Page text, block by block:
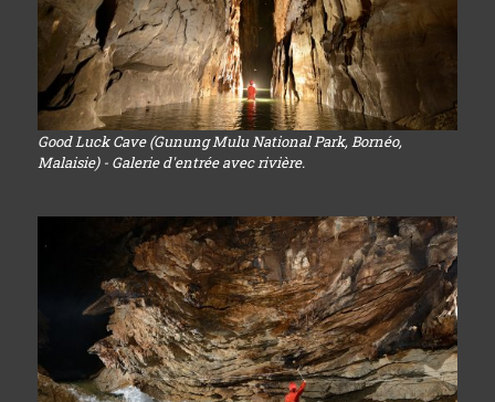
Good Luck Cave (Gunung Mulu National Park, Bornéo,
Malaisie) - Galerie d'entrée avec rivière.